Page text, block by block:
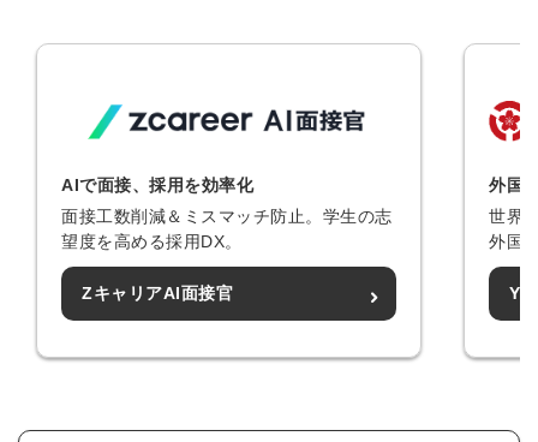
AIで面接、採用を効率化
面接工数削減＆ミスマッチ防止。学生の志
望度を高める採用DX。
ZキャリアAI面接官
外国
世界
外国